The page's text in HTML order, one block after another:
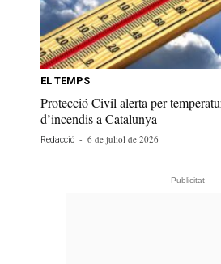
EL TEMPS
Protecció Civil alerta per
d’incendis a Catalunya
Redacció - 6 de juliol de 2026
- Publicitat -